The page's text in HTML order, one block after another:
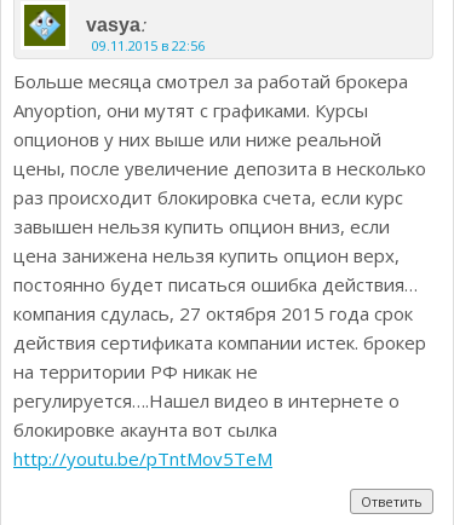
vasya:
09.11.2015 в 22:56
Больше месяца смотрел за работай брокера
Anyoption, они мутят с графиками. Курсы
опционов у них выше или ниже реальной
цены, после увеличение депозита в несколько
раз происходит блокировка счета, если курс
завышен нельзя купить опцион вниз, если
цена занижена нельзя купить опцион верх,
постоянно будет писаться ошибка действия…
компания сдулась, 27 октября 2015 года срок
действия сертификата компании истек. брокер
на территории РФ никак не
регулируется….Нашел видео в интернете о
блокировке акаунта вот сылка
http://youtu.be/pTntMov5TeM
Ответить